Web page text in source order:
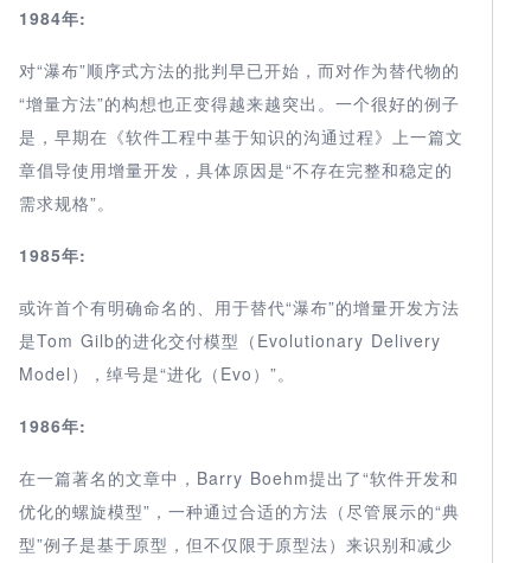
1984年:
对“瀑布”顺序式方法的批判早已开始，而对作为替代物的
“增量方法”的构想也正变得越来越突出。一个很好的例子
是，早期在《软件工程中基于知识的沟通过程》上一篇文
章倡导使用增量开发，具体原因是“不存在完整和稳定的
需求规格”。
1985年:
或许首个有明确命名的、用于替代“瀑布”的增量开发方法
是Tom Gilb的进化交付模型（Evolutionary Delivery
Model），绰号是“进化（Evo）”。
1986年:
在一篇著名的文章中，Barry Boehm提出了“软件开发和
优化的螺旋模型”，一种通过合适的方法（尽管展示的“典
型”例子是基于原型，但不仅限于原型法）来识别和减少